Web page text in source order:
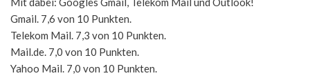
Gmail. 7,6 von 10 Punkten.
Telekom Mail. 7,3 von 10 Punkten.
Mail.de. 7,0 von 10 Punkten.
Yahoo Mail. 7,0 von 10 Punkten.